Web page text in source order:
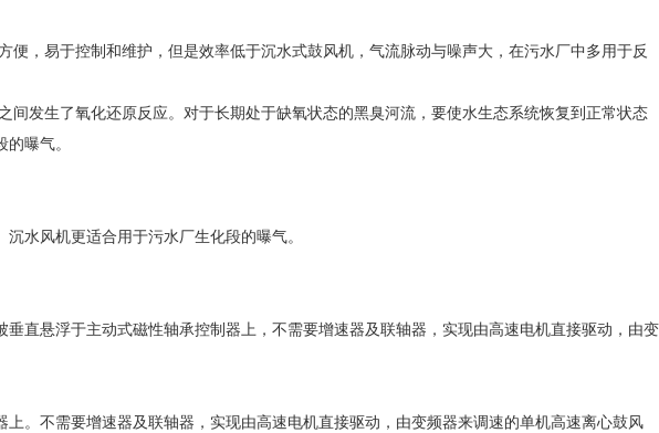
，易于控制和维护，但是效率低于沉水式鼓风机，气流脉动与噪声大，在污水厂中多用于反
发生了氧化还原反应。对于长期处于缺氧状态的黑臭河流，要使水生态系统恢复到正常状态
曝气。
水风机更适合用于污水厂生化段的曝气。
直悬浮于主动式磁性轴承控制器上，不需要增速器及联轴器，实现由高速电机直接驱动，由变
。不需要增速器及联轴器，实现由高速电机直接驱动，由变频器来调速的单机高速离心鼓风